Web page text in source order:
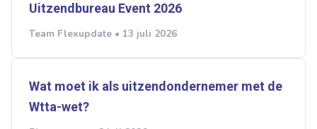
Uitzendbureau Event 2026
Team Flexupdate • 13 juli 2026
Wat moet ik als uitzendondernemer met de
Wtta-wet?